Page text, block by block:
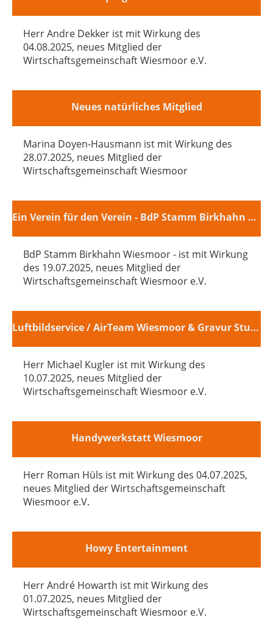
Herr Andre Dekker ist mit Wirkung des
04.08.2025, neues Mitglied der
Wirtschaftsgemeinschaft Wiesmoor e.V.
Neues natürliches Mitglied
Marina Doyen-Hausmann ist mit Wirkung des
28.07.2025, neues Mitglied der
Wirtschaftsgemeinschaft Wiesmoor
Ein Verein für den Verein - BdP Stamm Birkhahn Wiesmoor
BdP Stamm Birkhahn Wiesmoor - ist mit Wirkung
des 19.07.2025, neues Mitglied der
Wirtschaftsgemeinschaft Wiesmoor e.V.
Luftbildservice / AirTeam Wiesmoor & Gravur Studio Wiesmoor
Herr Michael Kugler ist mit Wirkung des
10.07.2025, neues Mitglied der
Wirtschaftsgemeinschaft Wiesmoor e.V.
Handywerkstatt Wiesmoor
Herr Roman Hüls ist mit Wirkung des 04.07.2025,
neues Mitglied der Wirtschaftsgemeinschaft
Wiesmoor e.V.
Howy Entertainment
Herr André Howarth ist mit Wirkung des
01.07.2025, neues Mitglied der
Wirtschaftsgemeinschaft Wiesmoor e.V.